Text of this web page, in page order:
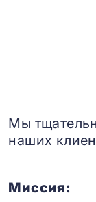
Мы
наших
Миссия: